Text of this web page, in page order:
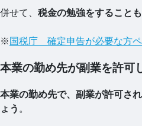
併せて、 税金の勉強をすること
※ 国税庁 確定申告が必要な方
本業の勤め先が副業を許可
本業の勤め先で、副業が許可さ
ょう 。